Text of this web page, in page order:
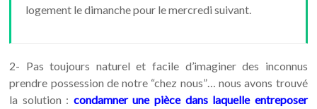
logement le dimanche pour le mercredi suivant.
2- Pas toujours naturel et facile d’imaginer des inconnus
prendre possession de notre “chez nous”… nous avons trouvé
la solution : condamner une pièce dans laquelle entreposer